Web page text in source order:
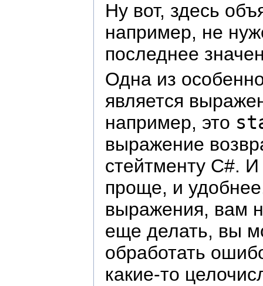
Ну вот, здесь
например, не
последнее
Одна из
является
например, это
выражение
стейтменту C#.
проще, и
выражения, вам
еще делать, вы
обработать
какие-то